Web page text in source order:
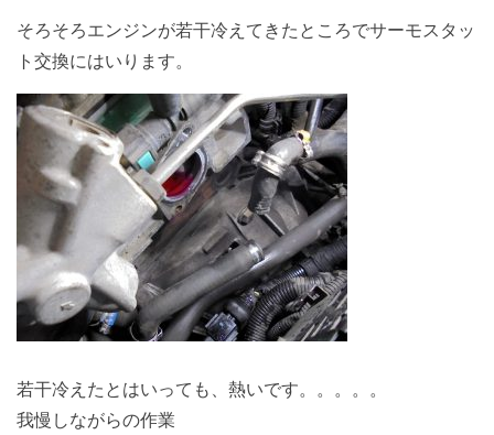
そろそろエンジンが若干冷えてきたところでサーモスタッ
ト交換にはいります。
若干冷えたとはいっても、熱いです。。。。。
我慢しながらの作業